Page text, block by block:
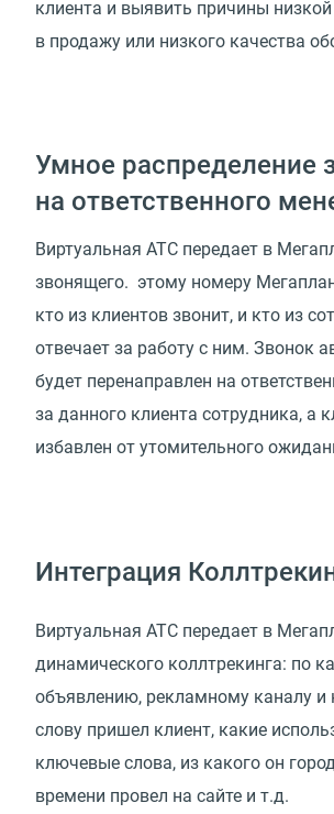
клиента и выявить причины
в продажу или низкого качества
Умное распределение
на ответственного
Виртуальная АТС передает в
звонящего. этому номеру
кто из клиентов звонит, и кто из
отвечает за работу с ним. Звонок
будет перенаправлен на
за данного клиента сотрудника, а
избавлен от утомительного
Интеграция
Виртуальная АТС передает в
динамического коллтрекинга: по
объявлению, рекламному каналу
слову пришел клиент, какие
ключевые слова, из какого он
времени провел на сайте и т.д.